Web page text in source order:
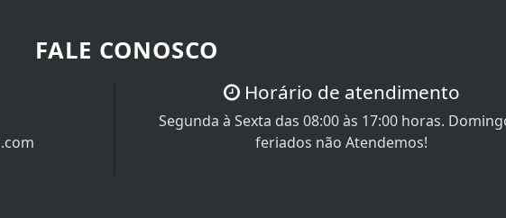
Horário de atendimento
Segunda à Sexta das 08:00 às 17:00 horas. Domingo